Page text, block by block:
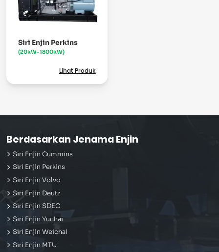
Siri Enjin Perkins
(20kW-1800kW)
Lihat Produk
Berdasarkan Jenama Enjin
Siri Enjin Cummins
Siri Enjin Perkins
Siri Enjin Volvo
Siri Enjin Deutz
Siri Enjin SDEC
Siri Enjin Yuchai
Siri Enjin Weichai
Siri Enjin MTU